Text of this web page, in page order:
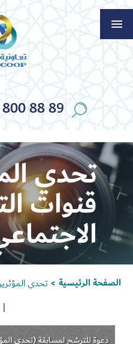
800 88 89
تحدي
قنوات
الصفحة الرئيسية > تحدي
Channel ID